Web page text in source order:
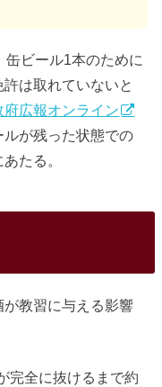
ビール1本のために
は取れていないと
府広報オンライン
が残った状態での
たる。
教習に与える影響
完全に抜けるまで約